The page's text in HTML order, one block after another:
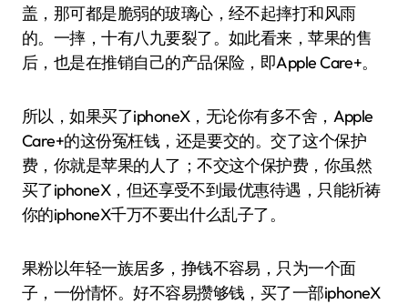
盖，那可都是脆弱的玻璃心，经不起摔打和风雨
的。一摔，十有八九要裂了。如此看来，苹果的售
后，也是在推销自己的产品保险，即Apple Care+。
所以，如果买了iphoneX，无论你有多不舍，Apple
Care+的这份冤枉钱，还是要交的。交了这个保护
费，你就是苹果的人了；不交这个保护费，你虽然
买了iphoneX，但还享受不到最优惠待遇，只能祈祷
你的iphoneX千万不要出什么乱子了。
果粉以年轻一族居多，挣钱不容易，只为一个面
子，一份情怀。好不容易攒够钱，买了一部iphoneX